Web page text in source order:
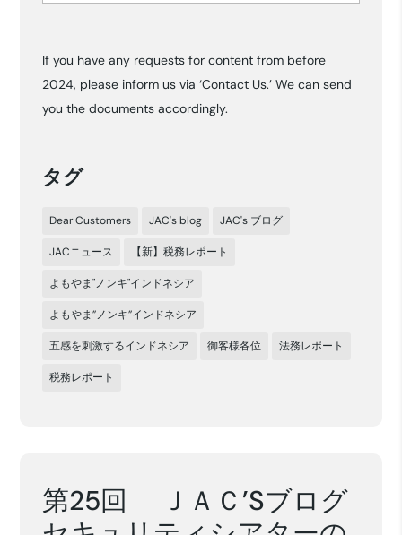
イ
ブ
If you have any requests for content from before
2024, please inform us via ‘Contact Us.’ We can send
you the documents accordingly.
タグ
Dear Customers JAC's blog JAC's ブログ
JACニュース 【新】税務レポート
よもやま"ノンキ"インドネシア
よもやま”ノンキ”インドネシア
五感を刺激するインドネシア 御客様各位 法務レポート
税務レポート
第25回 ＪＡＣ’Sブログ